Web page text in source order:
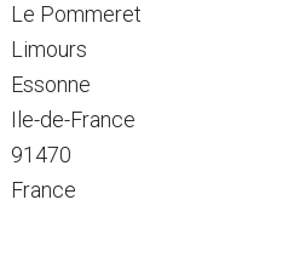
Le Pommeret
Limours
Essonne
Ile-de-France
91470
France